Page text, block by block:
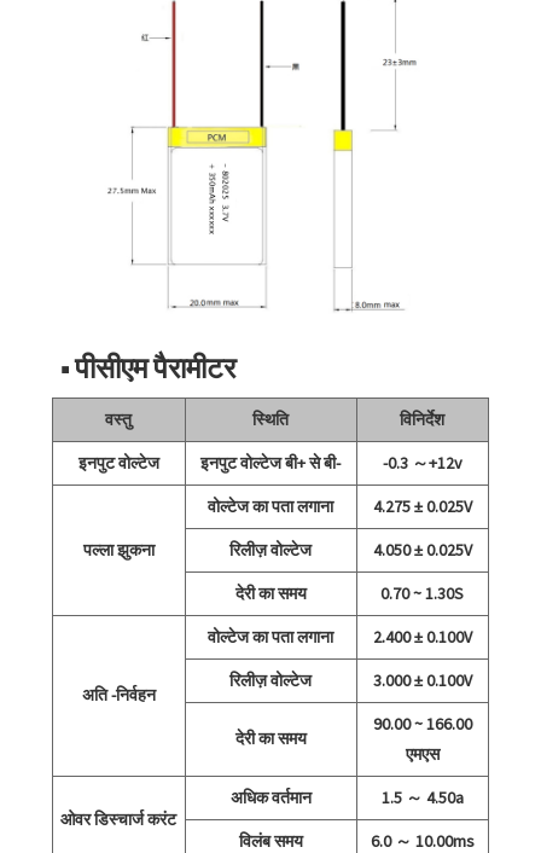
■ पीसीएम पैरामीटर
वस्तु स्थिति
विनिर्देश
इनपुट वोल्टेज
इनपुट वोल्टेज बी+ से बी- -0.3 ～+12v
पल्ला झुकना
वोल्टेज का पता लगाना
4.275 ± 0.025V
रिलीज़ वोल्टेज
4.050 ± 0.025V
देरी का समय
0.70 ~ 1.30S
अति -निर्वहन
वोल्टेज का पता लगाना
2.400 ± 0.100V
रिलीज़ वोल्टेज
3.000 ± 0.100V
देरी का समय
90.00 ~ 166.00
एमएस
ओवर डिस्चार्ज करंट
अधिक वर्तमान
1.5 ～ 4.50a
विलंब समय
6.0 ～ 10.00ms